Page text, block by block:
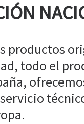
productos
todo el